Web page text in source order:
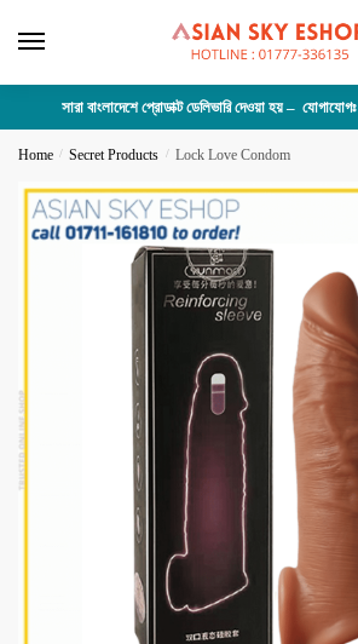
সারা বাংলাদেশে প্রোডাক্ট ডেলিভারি দেওয়া হয় – যোগাযোগঃ
Home / Secret Products / Lock Love Condom